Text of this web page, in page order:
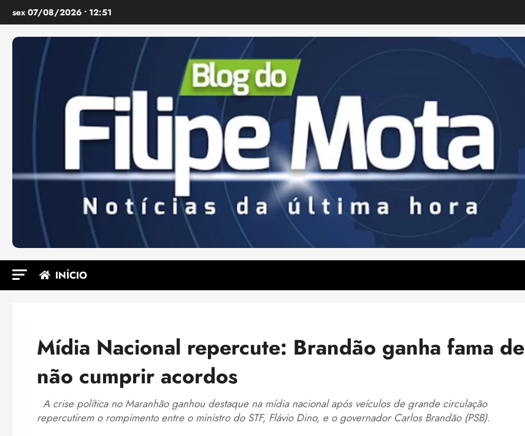
para
sex 07/08/2026 • 12:51
INÍCIO
Mídia Nacional repercute: Brandão ganha fama de
não cumprir acordos
A crise política no Maranhão ganhou destaque na mídia nacional após veículos de grande circulação
repercutirem o rompimento entre o ministro do STF, Flávio Dino, e o governador Carlos Brandão (PSB).